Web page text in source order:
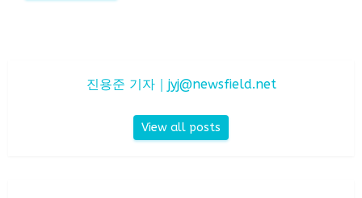
진용준 기자｜ jyj@newsfield.net
View all posts